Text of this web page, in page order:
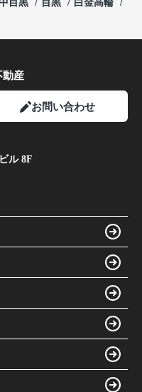
目黒 目黒
白金高輪
動産
お問い合わせ
ル 8F